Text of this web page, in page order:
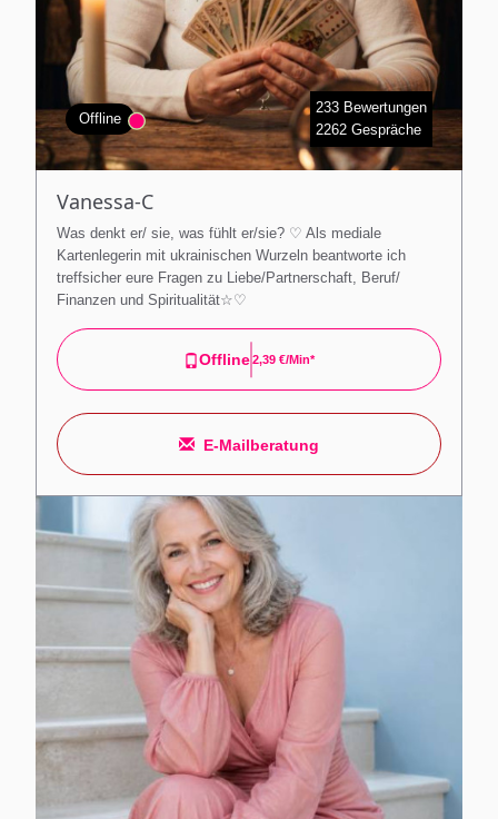
Offline
233 Bewertungen
2262 Gespräche
Vanessa-C
Was denkt er/ sie, was fühlt er/sie? ♡ Als mediale
Kartenlegerin mit ukrainischen Wurzeln beantworte ich
treffsicher eure Fragen zu Liebe/Partnerschaft, Beruf/
Finanzen und Spiritualität☆♡
Offline2,39 €/min*
E-Mailberatung